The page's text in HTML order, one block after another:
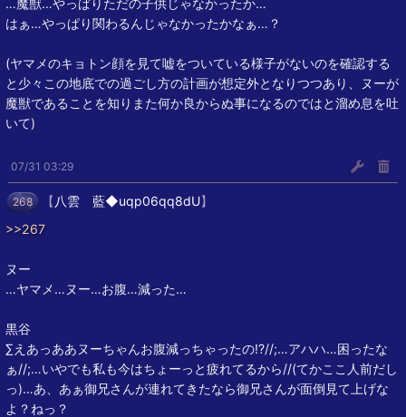
はぁ…やっぱり関わるんじゃなかったかなぁ…？
(ヤマメのキョトン顔を見て嘘をついている様子がないのを確認する
と少々この地底での過ごし方の計画が想定外となりつつあり、ヌーが
魔獣であることを知りまた何か良からぬ事になるのではと溜め息を吐
いて)
07/31 03:29
268 【 八雲 藍◆uqp06qq8dU】
>>267
ヌー
…ヤマメ…ヌー…お腹…減った…
黒谷
∑えあっああヌーちゃんお腹減っちゃったの!?//;…アハハ…困ったな
ぁ//;…いやでも私も今はちょーっと疲れてるから//(てかここ人前だし
っ)…あ、あぁ御兄さんが連れてきたなら御兄さんが面倒見て上げな
よ？ねっ？